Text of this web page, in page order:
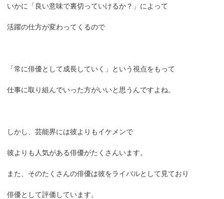
いかに「良い意味で裏切っていけるか？」によって
活躍の仕方が変わってくるので
「常に俳優として成長していく」という視点をもって
仕事に取り組んでいった方がいいと思うんですよね。
しかし、芸能界には彼よりもイケメンで
彼よりも人気がある俳優がたくさんいます。
また、そのたくさんの俳優は彼をライバルとして見ており
俳優として評価しています。